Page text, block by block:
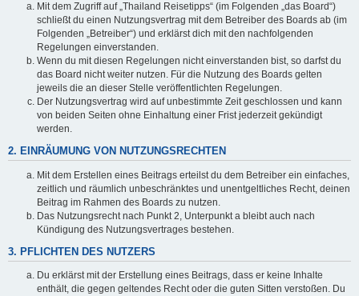
Mit dem Zugriff auf „Thailand Reisetipps“ (im Folgenden „das Board“)
schließt du einen Nutzungsvertrag mit dem Betreiber des Boards ab (im
Folgenden „Betreiber“) und erklärst dich mit den nachfolgenden
Regelungen einverstanden.
Wenn du mit diesen Regelungen nicht einverstanden bist, so darfst du
das Board nicht weiter nutzen. Für die Nutzung des Boards gelten
jeweils die an dieser Stelle veröffentlichten Regelungen.
Der Nutzungsvertrag wird auf unbestimmte Zeit geschlossen und kann
von beiden Seiten ohne Einhaltung einer Frist jederzeit gekündigt
werden.
2. EINRÄUMUNG VON NUTZUNGSRECHTEN
Mit dem Erstellen eines Beitrags erteilst du dem Betreiber ein einfaches,
zeitlich und räumlich unbeschränktes und unentgeltliches Recht, deinen
Beitrag im Rahmen des Boards zu nutzen.
Das Nutzungsrecht nach Punkt 2, Unterpunkt a bleibt auch nach
Kündigung des Nutzungsvertrages bestehen.
3. PFLICHTEN DES NUTZERS
Du erklärst mit der Erstellung eines Beitrags, dass er keine Inhalte
enthält, die gegen geltendes Recht oder die guten Sitten verstoßen. Du